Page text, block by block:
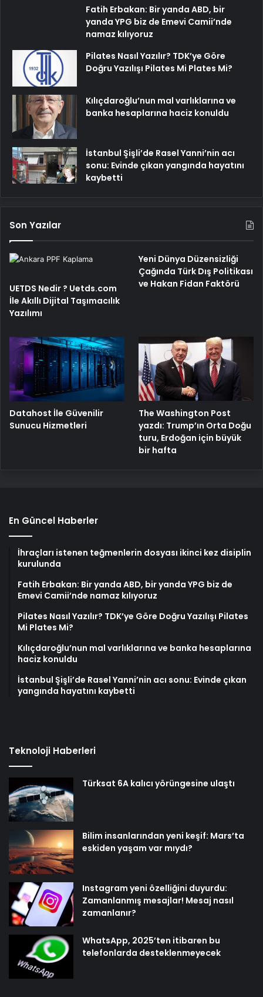
Fatih Erbakan: Bir yanda ABD, bir
yanda YPG biz de Emevi Camii’nde
namaz kılıyoruz
Pilates Nasıl Yazılır? TDK’ye Göre
Doğru Yazılışı Pilates Mi Plates Mi?
Kılıçdaroğlu’nun mal varlıklarına ve
banka hesaplarına haciz konuldu
İstanbul Şişli’de Rasel Yanni’nin acı
sonu: Evinde çıkan yangında hayatını
kaybetti
Son Yazılar
UETDS Nedir ? Uetds.com
İle Akıllı Dijital Taşımacılık
Yazılımı
Yeni Dünya Düzensizliği
Çağında Türk Dış Politikası
ve Hakan Fidan Faktörü
Datahost İle Güvenilir
Sunucu Hizmetleri
The Washington Post
yazdı: Trump’ın Orta Doğu
turu, Erdoğan için büyük
bir hafta
En Güncel Haberler
İhraçları istenen teğmenlerin dosyası ikinci kez disiplin
kurulunda
Fatih Erbakan: Bir yanda ABD, bir yanda YPG biz de
Emevi Camii’nde namaz kılıyoruz
Pilates Nasıl Yazılır? TDK’ye Göre Doğru Yazılışı Pilates
Mi Plates Mi?
Kılıçdaroğlu’nun mal varlıklarına ve banka hesaplarına
haciz konuldu
İstanbul Şişli’de Rasel Yanni’nin acı sonu: Evinde çıkan
yangında hayatını kaybetti
Teknoloji Haberleri
Türksat 6A kalıcı yörüngesine ulaştı
Bilim insanlarından yeni keşif: Mars’ta
eskiden yaşam var mıydı?
Instagram yeni özelliğini duyurdu:
Zamanlanmış mesajlar! Mesaj nasıl
zamanlanır?
WhatsApp, 2025’ten itibaren bu
telefonlarda desteklenmeyecek